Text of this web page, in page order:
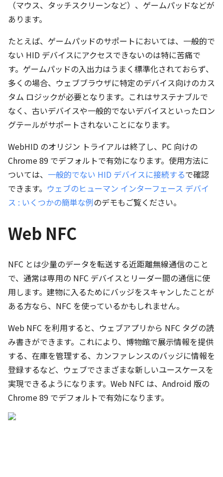
（マウス、タッチスクリーンなど）、ゲームパッドなどが
あります。
たとえば、ゲームパッドのサポートにおいては、一般的で
ない HID デバイスにアクセスできないのは特に苦痛で
す。ゲームパッドの入出力はうまく標準化されておらず、
多くの場合、ウェブブラウザに特定のデバイス向けのカス
タム ロジックが必要となります。これはサステナブルで
なく、古いデバイスや一般的でないデバイスといったロン
グテールがサポートされないことになります。
WebHID のオリジン トライアルは終了し、PC 向けの
Chrome 89 でデフォルトで有効になります。使用方法に
ついては、 一般的でない HID デバイスに接続するで確認
できます。 ウェブのヒューマン インターフェース デバイ
ス : いくつかの簡単な例のデモもご覧ください。
Web NFC
NFC とは少量のデータを転送する近距離無線通信のこと
で、通常は専用の NFC デバイスとリーダー間の通信に使
用します。建物に入るためにバッジをスキャンしたことが
ある方なら、NFC を使っているかもしれません。
Web NFC を利用すると、ウェブアプリから NFC タグの読
み書きができます。これにより、博物館で展示情報を提供
する、在庫を管理する、カンファレンスのバッジに情報を
登録するなど、ウェブでさまざまな新しいユースケースを
実現できるようになります。Web NFC は、Android 版の
Chrome 89 でデフォルトで有効になります。